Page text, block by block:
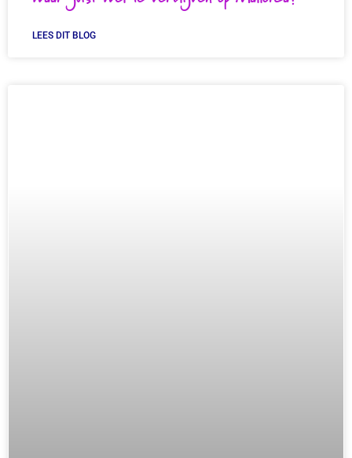
LEES DIT BLOG